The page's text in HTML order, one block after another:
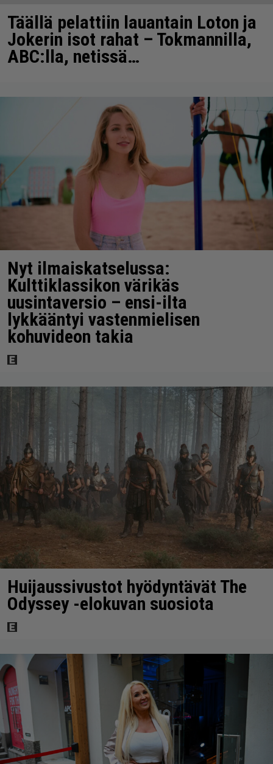
Täällä pelattiin lauantain Loton ja
Jokerin isot rahat – Tokmannilla,
ABC:lla, netissä…
Nyt ilmaiskatselussa:
Kulttiklassikon värikäs
uusintaversio – ensi-ilta
lykkääntyi vastenmielisen
kohuvideon takia
Huijaussivustot hyödyntävät The
Odyssey -elokuvan suosiota